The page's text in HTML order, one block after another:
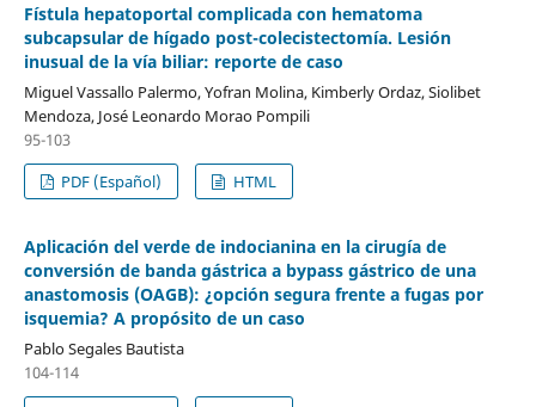
Fístula hepatoportal complicada con hematoma
subcapsular de hígado post-colecistectomía. Lesión
inusual de la vía biliar: reporte de caso
Miguel Vassallo Palermo, Yofran Molina, Kimberly Ordaz, Siolibet
Mendoza, José Leonardo Morao Pompili
95-103
PDF (Español)
HTML
Aplicación del verde de indocianina en la cirugía de
conversión de banda gástrica a bypass gástrico de una
anastomosis (OAGB): ¿opción segura frente a fugas por
isquemia? A propósito de un caso
Pablo Segales Bautista
104-114